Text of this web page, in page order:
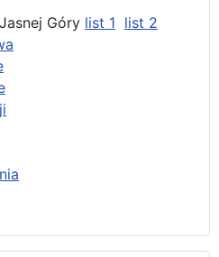
Góry list 1 list 2